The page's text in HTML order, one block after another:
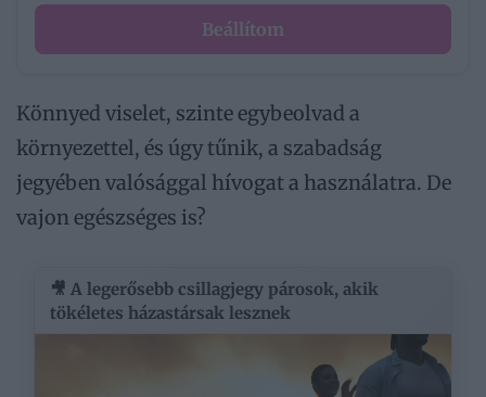
Beállítom
Könnyed viselet, szinte egybeolvad a
környezettel, és úgy tűnik, a szabadság
jegyében valósággal hívogat a használatra. De
vajon egészséges is?
🎥 A legerősebb csillagjegy párosok, akik
tökéletes házastársak lesznek